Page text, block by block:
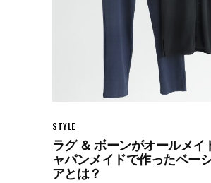
STYLE
ラグ ＆ ボーンがオールメイ
ャパンメイドで作ったベー
アとは？